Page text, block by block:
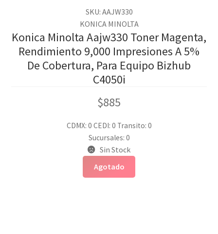
SKU: AAJW330
KONICA MINOLTA
Konica Minolta Aajw330 Toner Magenta,
Rendimiento 9,000 Impresiones A 5%
De Cobertura, Para Equipo Bizhub
C4050i
$885
CDMX: 0 CEDI: 0 Transito: 0
Sucursales: 0
Sin Stock
Agotado